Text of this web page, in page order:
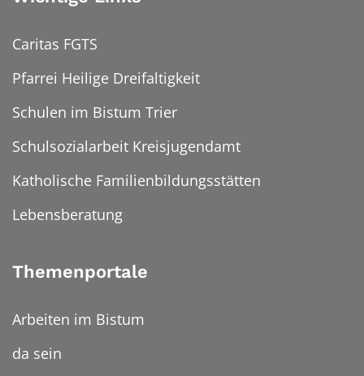
Caritas FGTS
Pfarrei Heilige Dreifaltigkeit
Schulen im Bistum Trier
Schulsozialarbeit Kreisjugendamt
Katholische Familienbildungsstätten
Lebensberatung
Themenportale
Arbeiten im Bistum
da sein